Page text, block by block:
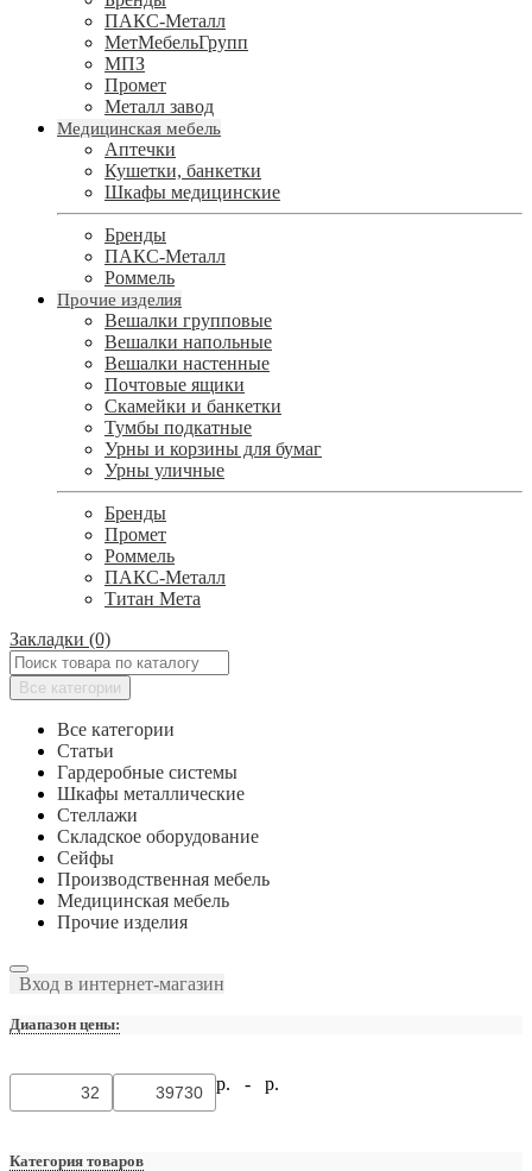
ПАКС-Металл
МетМебельГрупп
МПЗ
Промет
Металл завод
Медицинская мебель
Аптечки
Кушетки, банкетки
Шкафы медицинские
Бренды
ПАКС-Металл
Роммель
Прочие изделия
Вешалки групповые
Вешалки напольные
Вешалки настенные
Почтовые ящики
Скамейки и банкетки
Тумбы подкатные
Урны и корзины для бумаг
Урны уличные
Бренды
Промет
Роммель
ПАКС-Металл
Титан Мета
Закладки (0)
Все категории
Все категории
Статьи
Гардеробные системы
Шкафы металлические
Стеллажи
Складское оборудование
Сейфы
Производственная мебель
Медицинская мебель
Прочие изделия
Вход в интернет-магазин
Диапазон цены:
р. - р.
Категория товаров